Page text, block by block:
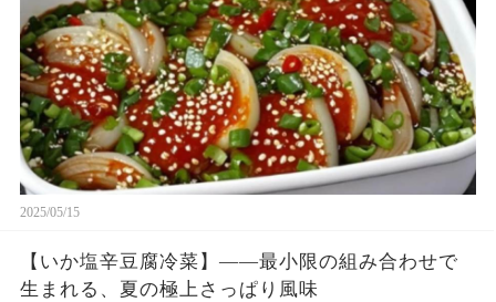
2025/05/15
【いか塩辛豆腐冷菜】——最小限の組み合わせで
生まれる、夏の極上さっぱり風味